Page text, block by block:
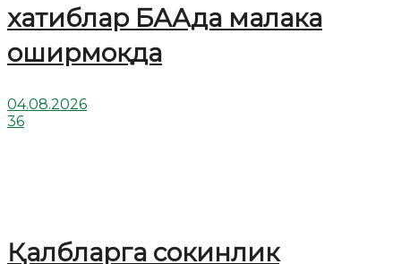
хатиблар БААда малака
оширмоқда
04.08.2026
36
Қалбларга сокинлик